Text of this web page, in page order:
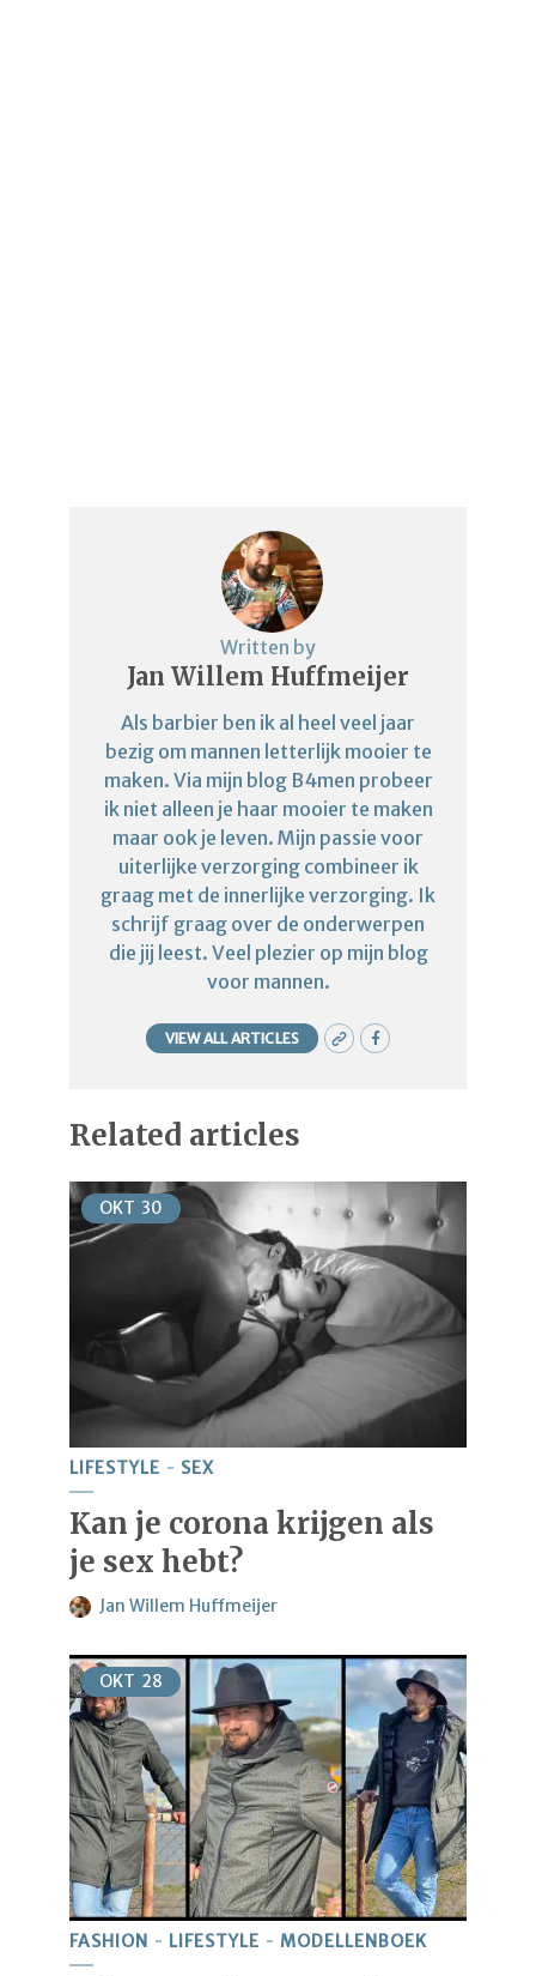
Written by
Jan Willem Huffmeijer
Als barbier ben ik al heel veel jaar
bezig om mannen letterlijk mooier te
maken. Via mijn blog B4men probeer
ik niet alleen je haar mooier te maken
maar ook je leven. Mijn passie voor
uiterlijke verzorging combineer ik
graag met de innerlijke verzorging. Ik
schrijf graag over de onderwerpen
die jij leest. Veel plezier op mijn blog
voor mannen.
VIEW ALL ARTICLES
Related articles
OKT 30
LIFESTYLE SEX
Kan je corona krijgen als
je sex hebt?
Jan Willem Huffmeijer
OKT 28
FASHION LIFESTYLE MODELLENBOEK